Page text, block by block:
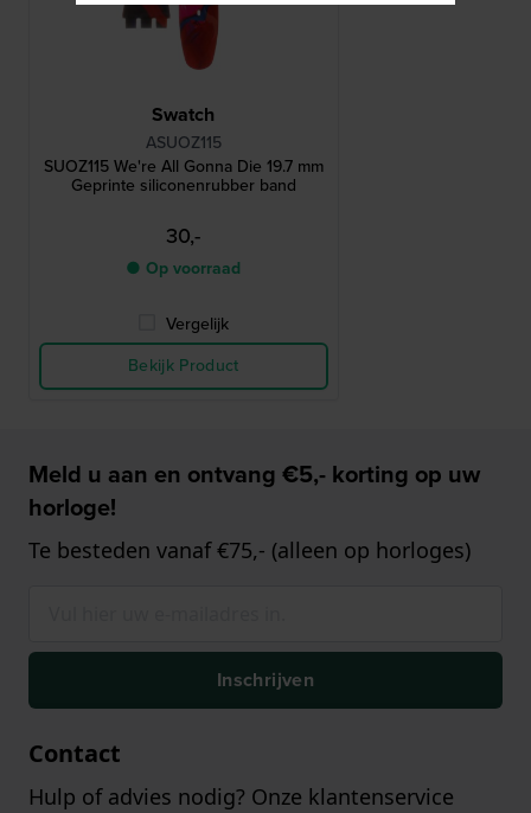
Swatch
ASUOZ115
SUOZ115 We're All Gonna Die 19.7 mm
Geprinte siliconenrubber band
30,-
● Op voorraad
Vergelijk
Bekijk Product
Meld u aan en ontvang €5,- korting op uw
horloge!
Te besteden vanaf €75,- (alleen op horloges)
Inschrijven
Contact
Hulp of advies nodig? Onze klantenservice